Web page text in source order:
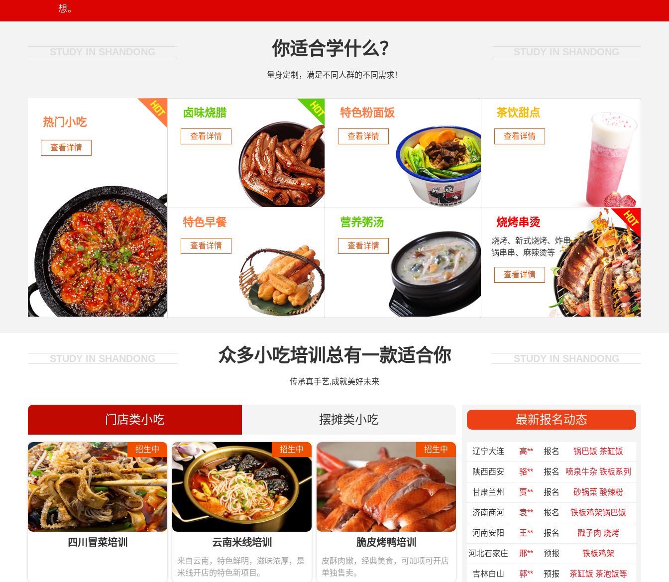
想。
你适合学什么？
量身定制，满足不同人群的不同需求！
热门小吃
查看详情
卤味烧腊
查看详情
特色早餐
查看详情
特色粉面饭
查看详情
营养粥汤
查看详情
茶饮甜点
查看详情
烧烤串烫
烧烤、新式烧烤、炸串、火
锅串串、麻辣烫等
查看详情
众多小吃培训总有一款适合你
传承真手艺,成就美好未来
门店类小吃 摆摊类小吃
招生中
四川冒菜培训
招生中
云南米线培训
来自云南，特色鲜明，滋味浓厚，是
米线开店的特色新项目。
招生中
脆皮烤鸭培训
皮酥肉嫩，经典美食，可加项可开店
单独售卖。
最新报名动态
河南安阳 戳子肉 烧烤
河北石家庄 铁板鸡架
吉林白山 茶缸饭 茶泡饭等
陈** 喷泉牛杂
湖北 陈* 报名 火锅杯 喷泉牛杂等
福建泉州 陈** 报名 铁板鸡架 锅巴鸡
报名 擂椒拌饭 水果炸鸡
报名 喷泉牛杂
江苏 陶** 预报 待定
河北石家庄 马** 报名
陕西西安 骆** 报名 喷泉牛杂 铁板系列
甘肃兰州 贾** 报名 砂锅菜 酸辣粉
济南商河 袁** 报名 铁板鸡架锅巴饭
河南安阳 王** 报名 戳子肉 烧烤
河北石家庄 邢** 预报 铁板鸡架
吉林白山 郭** 预报 茶缸饭 茶泡饭等
云南 陈** 报名 喷泉牛杂